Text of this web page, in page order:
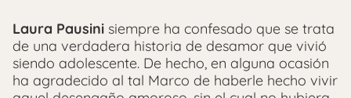
Laura Pausini siempre ha confesado que se trata
de una verdadera historia de desamor que vivió
siendo adolescente. De hecho, en alguna ocasión
ha agradecido al tal Marco de haberle hecho vivir